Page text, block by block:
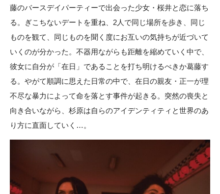
藤のバースデイパーティーで出会った少女・桜井と恋に落ち
る。ぎこちないデートを重ね、2人で同じ場所を歩き、同じ
ものを観て、同じものを聞く度にお互いの気持ちが近づいて
いくのが分かった。不器用ながらも距離を縮めていく中で、
彼女に自分が「在日」であることを打ち明けるべきか葛藤す
る。やがて順調に思えた日常の中で、在日の親友・正一が理
不尽な暴力によって命を落とす事件が起きる。突然の喪失と
向き合いながら、杉原は自らのアイデンティティと世界のあ
り方に直面していく…。